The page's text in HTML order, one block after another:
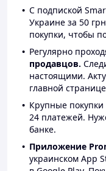
С подпиской
Украине за 50
покупки, чтобы
Регулярно
продавцов.
настоящими.
главной
Крупные
24 платежей.
банке.
Приложение
украинском App